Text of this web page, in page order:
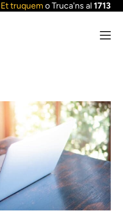
Et truquemoTruca'ns al1713